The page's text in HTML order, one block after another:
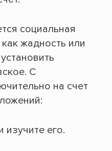
социальная
жадность или
С
на счет
изучите его.